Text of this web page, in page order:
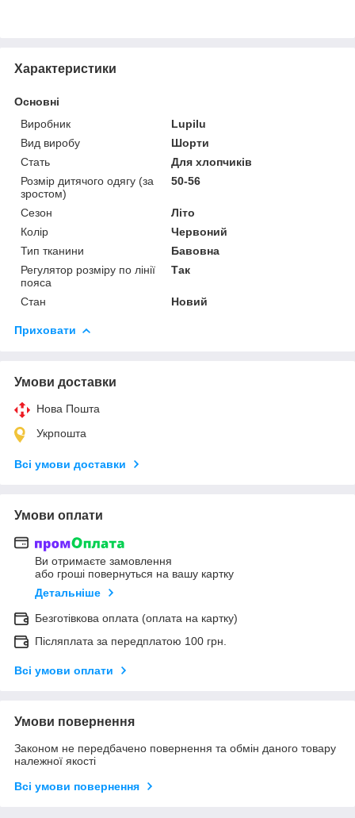
Характеристики
Основні
Виробник
Lupilu
Вид виробу
Шорти
Стать
Для хлопчиків
Розмір дитячого одягу (за
зростом)
50-56
Сезон
Літо
Колір
Червоний
Тип тканини
Бавовна
Регулятор розміру по лінії
пояса
Так
Стан Новий
Приховати
Умови доставки
Нова Пошта
Укрпошта
Всі умови доставки
Умови оплати
Ви отримаєте замовлення
або гроші повернуться на вашу картку
Детальніше
Безготівкова оплата (оплата на картку)
Післяплата за передплатою 100 грн.
Всі умови оплати
Умови повернення
Законом не передбачено повернення та обмін даного товару
належної якості
Всі умови повернення